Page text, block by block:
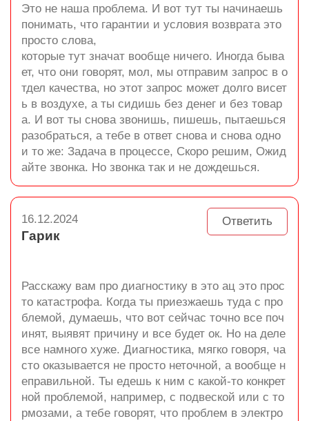
Это не наша проблема. И вот тут ты начинаешь
понимать, что гарантии и условия возврата это
просто слова,
которые тут значат вообще ничего. Иногда быва
ет, что они говорят, мол, мы отправим запрос в о
тдел качества, но этот запрос может долго висет
ь в воздухе, а ты сидишь без денег и без товар
а. И вот ты снова звонишь, пишешь, пытаешься
разобраться, а тебе в ответ снова и снова одно
и то же: Задача в процессе, Скоро решим, Ожид
айте звонка. Но звонка так и не дождешься.
Ответить
16.12.2024
Гарик
Расскажу вам про диагностику в это ац это прос
то катастрофа. Когда ты приезжаешь туда с про
блемой, думаешь, что вот сейчас точно все поч
инят, выявят причину и все будет ок. Но на деле
все намного хуже. Диагностика, мягко говоря, ча
сто оказывается не просто неточной, а вообще н
еправильной. Ты едешь к ним с какой-то конкрет
ной проблемой, например, с подвеской или с то
рмозами, а тебе говорят, что проблем в электро